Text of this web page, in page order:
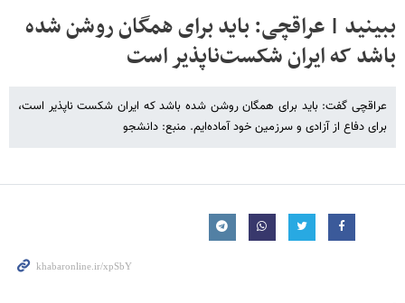
ببینید | عراقچی: باید برای همگان روشن شده
باشد که ایران شکست‌ناپذیر است
عراقچی گفت: باید برای همگان روشن شده باشد که ایران شکست ناپذیر است،
برای دفاع از آزادی و سرزمین خود آماده‌ایم. منبع: دانشجو